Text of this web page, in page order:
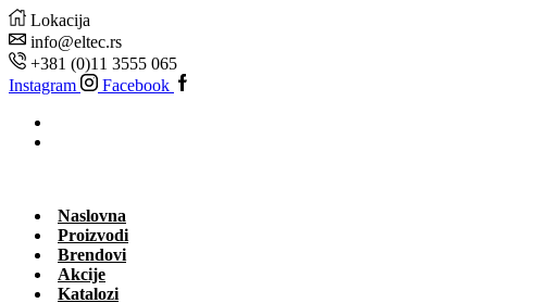
Lokacija
info@eltec.rs
+381 (0)11 3555 065
Instagram
Facebook
Naslovna
Proizvodi
Brendovi
Akcije
Katalozi